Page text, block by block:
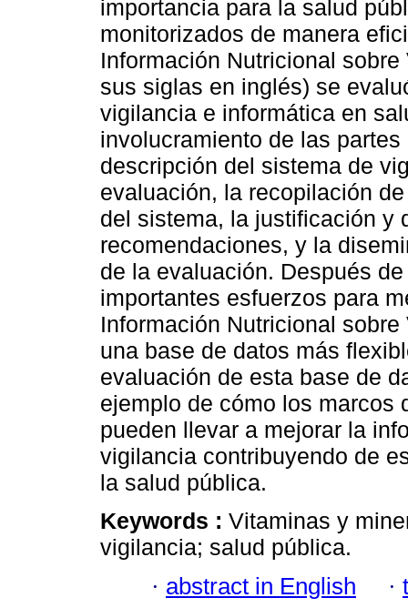
importancia para la salud
monitorizados de manera
Información Nutricional
sus siglas en inglés) se
vigilancia e informática en
involucramiento de las
descripción del sistema de
evaluación, la recopilación
del sistema, la justificación y
recomendaciones, y la
de la evaluación. Después
importantes esfuerzos para
Información Nutricional
una base de datos más
evaluación de esta base de
ejemplo de cómo los marcos
pueden llevar a mejorar la
vigilancia contribuyendo de
la salud pública.
Keywords : Vitaminas y
vigilancia; salud pública.
· abstract in English ·